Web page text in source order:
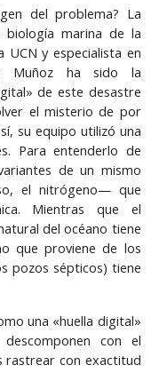
del problema? La
biología marina de la
UCN y especialista en
Muñoz ha sido la
de este desastre
el misterio de por
su equipo utilizó una
Para entenderlo de
de un mismo
el nitrógeno— que
Mientras que el
del océano tiene
que proviene de los
pozos sépticos) tiene
una «huella digital»
con el
rastrear con exactitud